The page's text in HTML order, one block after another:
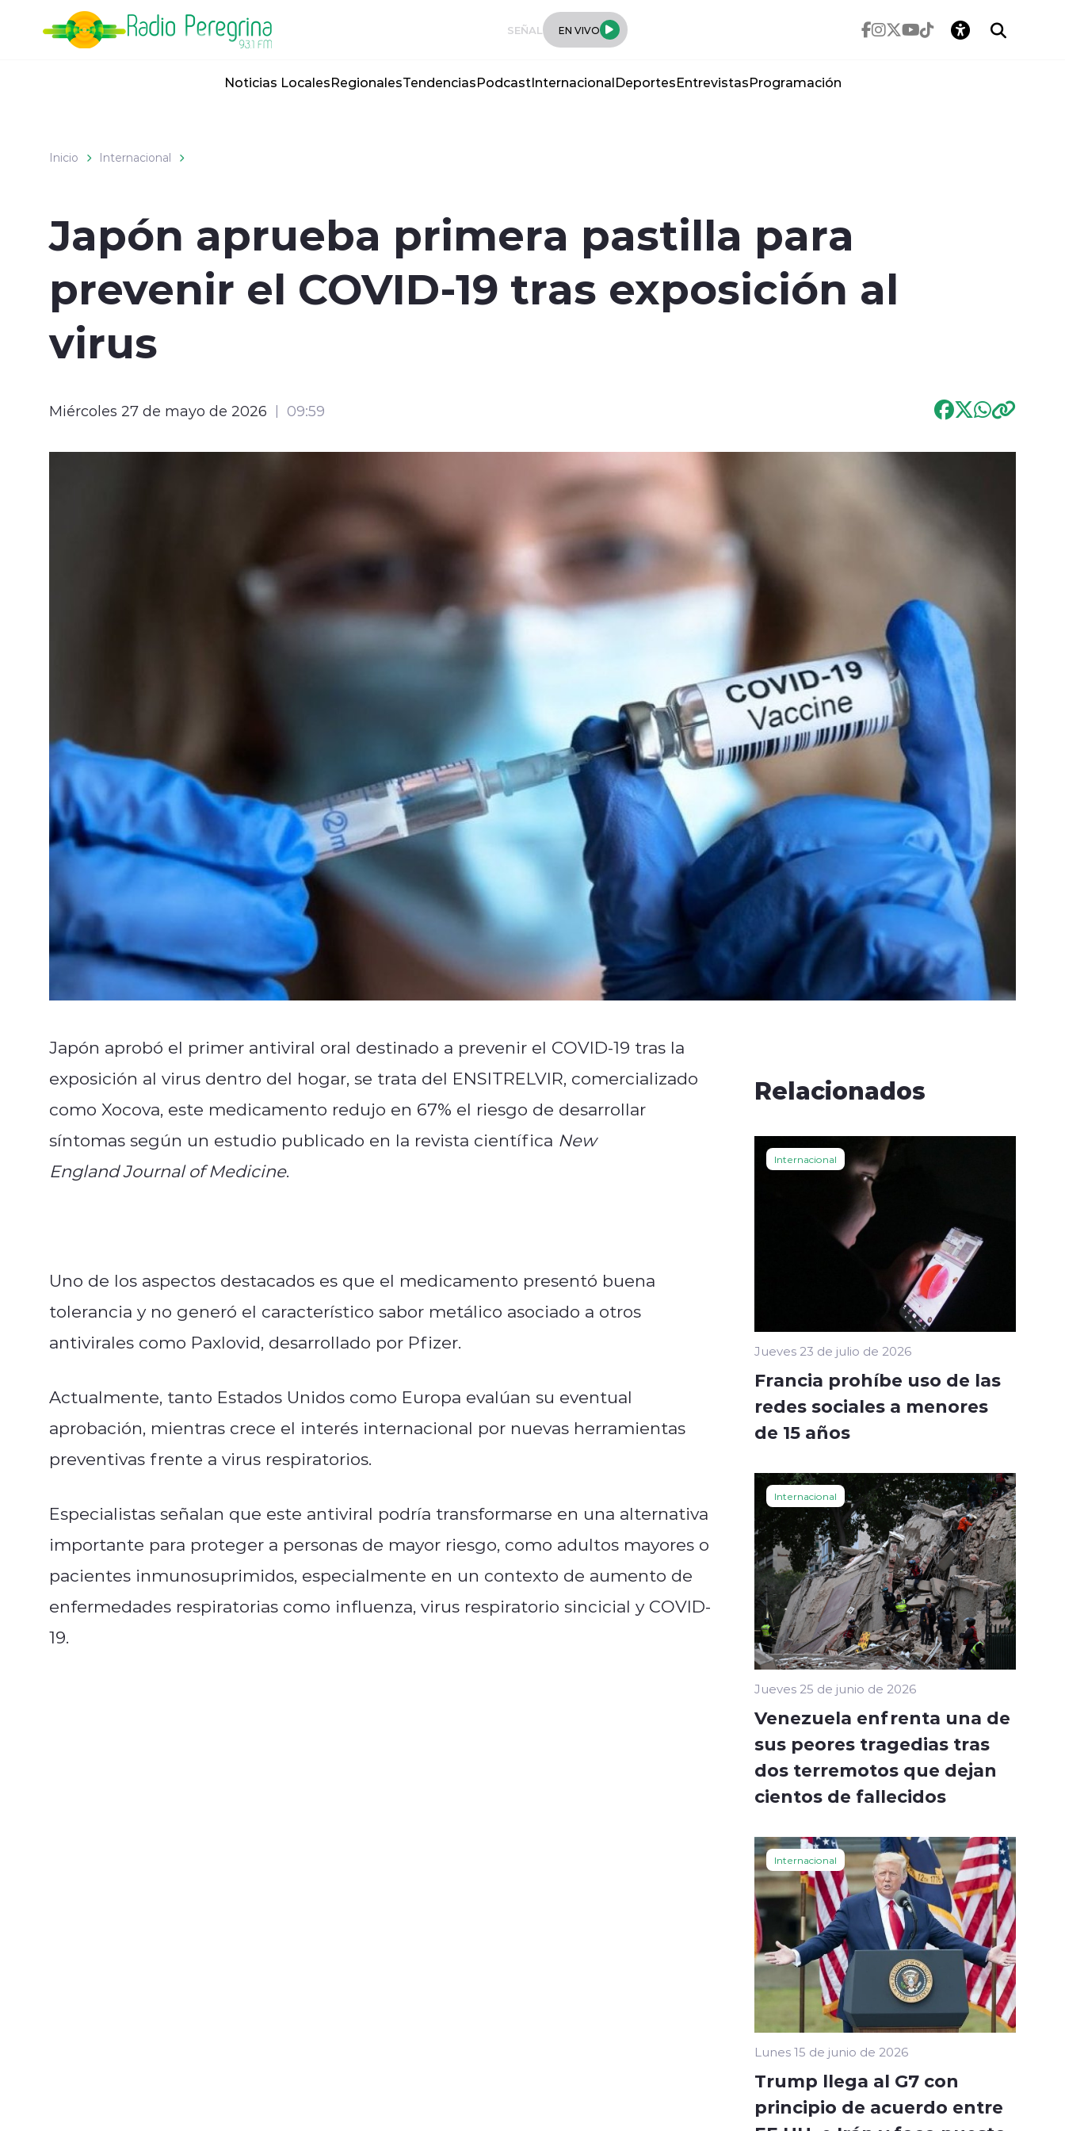
SEÑAL EN VIVO
Noticias LocalesRegionalesTendenciasPodcastInternacionalDeportesEntrevistasProgramación
Inicio Internacional
Japón aprueba primera pastilla para
prevenir el COVID-19 tras exposición al
virus
Miércoles 27 de mayo de 2026 09:59
Japón aprobó el primer antiviral oral destinado a prevenir el COVID-19 tras la
exposición al virus dentro del hogar, se trata del ENSITRELVIR, comercializado
como Xocova, este medicamento redujo en 67% el riesgo de desarrollar
síntomas según un estudio publicado en la revista científica New
England Journal of Medicine.
Uno de los aspectos destacados es que el medicamento presentó buena
tolerancia y no generó el característico sabor metálico asociado a otros
antivirales como Paxlovid, desarrollado por Pfizer.
Actualmente, tanto Estados Unidos como Europa evalúan su eventual
aprobación, mientras crece el interés internacional por nuevas herramientas
preventivas frente a virus respiratorios.
Especialistas señalan que este antiviral podría transformarse en una alternativa
importante para proteger a personas de mayor riesgo, como adultos mayores o
pacientes inmunosuprimidos, especialmente en un contexto de aumento de
enfermedades respiratorias como influenza, virus respiratorio sincicial y COVID-
19.
Relacionados
Internacional
Jueves 23 de julio de 2026
Francia prohíbe uso de las
redes sociales a menores
de 15 años
Internacional
Jueves 25 de junio de 2026
Venezuela enfrenta una de
sus peores tragedias tras
dos terremotos que dejan
cientos de fallecidos
Internacional
Lunes 15 de junio de 2026
Trump llega al G7 con
principio de acuerdo entre